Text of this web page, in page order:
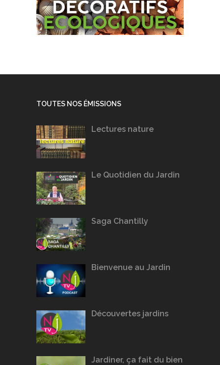
TOUTES NOS ÉMISSIONS
Lectures nature
Le Quotidien du Jardin
Saga Chantilly
Bienvenue au Jardin
Découvertes jardins
Jardiner, ça fait du bien